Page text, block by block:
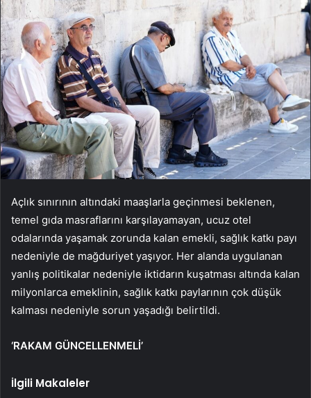
Açlık sınırının altındaki maaşlarla geçinmesi beklenen,
temel gıda masraflarını karşılayamayan, ucuz otel
odalarında yaşamak zorunda kalan emekli, sağlık katkı payı
nedeniyle de mağduriyet yaşıyor. Her alanda uygulanan
yanlış politikalar nedeniyle iktidarın kuşatması altında kalan
milyonlarca emeklinin, sağlık katkı paylarının çok düşük
kalması nedeniyle sorun yaşadığı belirtildi.
‘RAKAM GÜNCELLENMELİ’
İlgili Makaleler